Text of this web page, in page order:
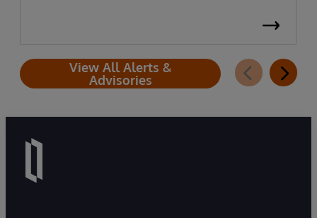
View All Alerts &
Advisories